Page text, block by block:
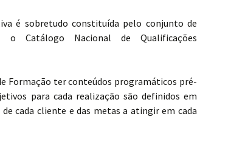
é sobretudo constituída pelo conjunto de
Catálogo Nacional de Qualificações
Formação ter conteúdos programáticos pré-
para cada realização são definidos em
cada cliente e das metas a atingir em cada